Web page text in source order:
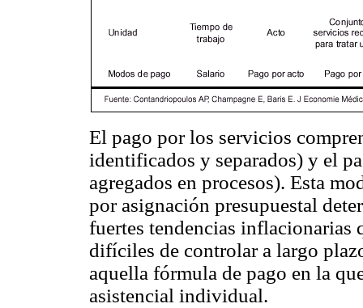
El pago por los servicios
identificados y separados) y el
agregados en procesos). Esta
por asignación presupuestal
fuertes tendencias inflacionarias
difíciles de controlar a largo
aquella fórmula de pago en la
asistencial individual.